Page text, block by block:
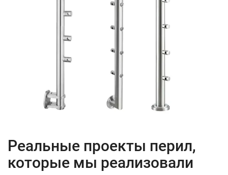
Реальные проекты перил,
которые мы реализовали